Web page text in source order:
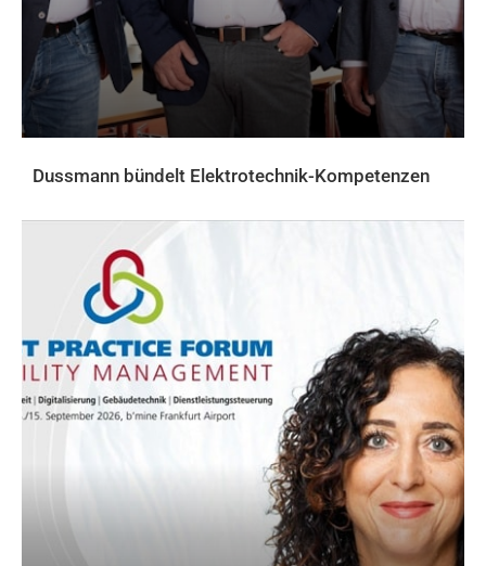
Dussmann bündelt Elektrotechnik-Kompetenzen